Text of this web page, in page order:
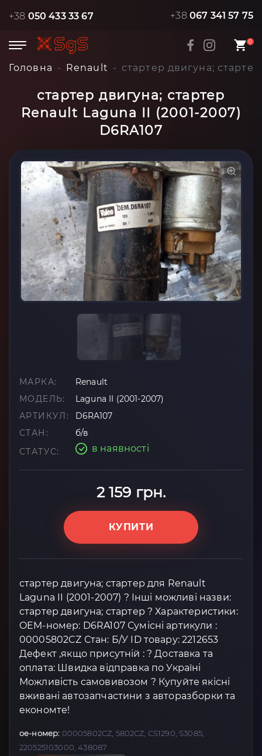
+38 050 433 33 67 +38 067 341 57 75
0
Головна Renault стартер двигуна;
стартер двигуна; стартер
Renault Laguna II (2001-2007)
D6RA107
МАРКА:
Renault
МОДЕЛЬ:
Laguna II (2001-2007)
АРТИКУЛ:
D6RA107
СТАН:
б/в
СТАТУС:
в наявності
2 159 грн.
КУПИТИ
стартер двигуна; стартер для Renault
Laguna II (2001-2007) ? Інші можливі назви:
стартер двигуна; стартер ? Характеристики:
OEM-номер: D6RA107 Сумісні артикули :
00005802CZ Стан: Б/У ID товару: 2212653
Дефект ,якщо присутній : ? Доставка та
оплата: Швидка відправка по Україні
Можливість самовивозом ? Купуйте якісні
вживані автозапчастини з авторазборки та
економте!
oe-номер: 00005802CZ, 5802CZ, CS1290, S3085,
220525103000, 438087